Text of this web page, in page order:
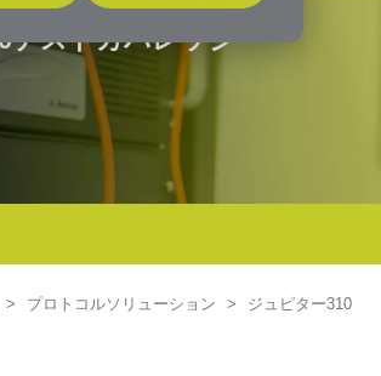
テストカバレッジ
> プロトコルソリューション >
ジュピター310